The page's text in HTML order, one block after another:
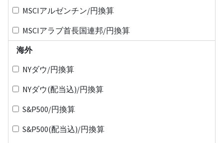
MSCIアルゼンチン/円換算
MSCIアラブ首長国連邦/円換算
海外
NYダウ/円換算
NYダウ(配当込)/円換算
S&P500/円換算
S&P500(配当込)/円換算